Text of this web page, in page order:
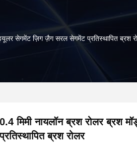
सेगमेंट ज़िग ज़ैग सरल सेगमेंट प्रतिस्थापित ब्रश
0.4 मिमी नायलॉन ब्रश रोलर ब्रश
प्रतिस्थापित ब्रश रोलर